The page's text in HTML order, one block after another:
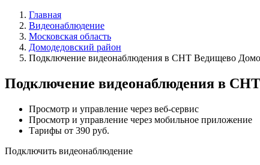
Главная
Видеонаблюдение
Московская область
Домодедовский район
Подключение видеонаблюдения в СНТ Ведищево
Подключение видеонаблюдения в
Просмотр и управление через веб-сервис
Просмотр и управление через мобильное приложение
Тарифы от 390 руб.
Подключить видеонаблюдение